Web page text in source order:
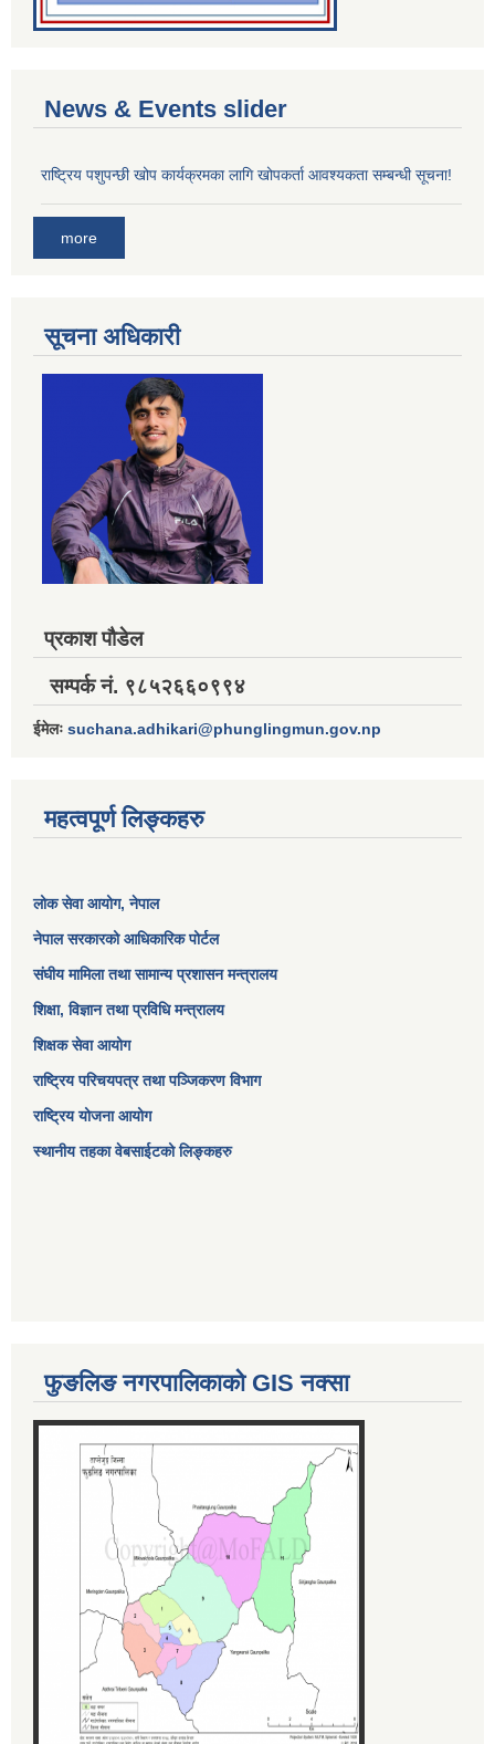
News & Events slider
राष्ट्रिय पशुपन्छी खोप कार्यक्रमका लागि खोपकर्ता आवश्यकता सम्बन्धी सूचना!
more
सूचना अधिकारी
प्रकाश पौडेल
सम्पर्क नं. ९८५२६६०९९४
ईमेलः suchana.adhikari@phunglingmun.gov.np
महत्वपूर्ण लिङ्कहरु
लोक सेवा आयोग, नेपाल
नेपाल सरकारको आधिकारिक पोर्टल
संघीय मामिला तथा सामान्य प्रशासन मन्त्रालय
शिक्षा, विज्ञान तथा प्रविधि मन्त्रालय
शिक्षक सेवा आयोग
राष्ट्रिय परिचयपत्र तथा पञ्जिकरण विभाग
राष्ट्रिय योजना आयोग
स्थानीय तहका वेबसाईटको लिङ्कहरु
फुङलिङ नगरपालिकाको GIS नक्सा